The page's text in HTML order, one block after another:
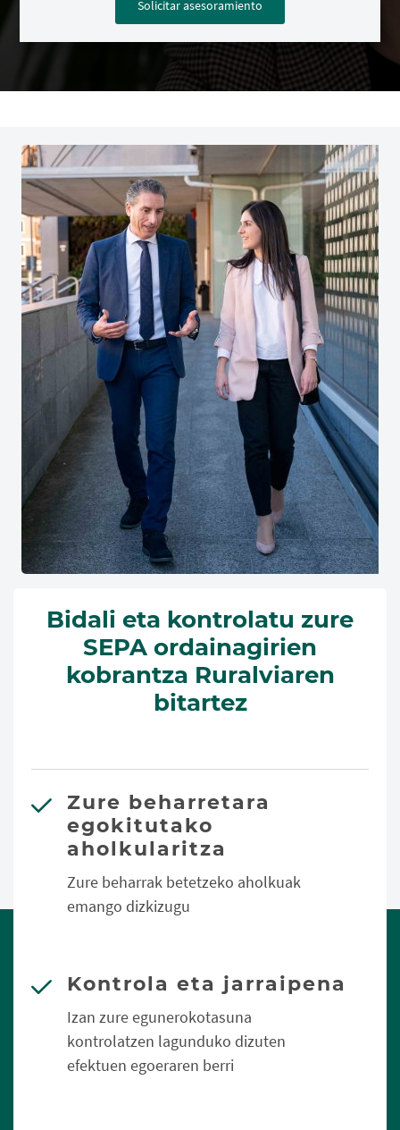
Solicitar asesoramiento
Bidali eta kontrolatu zure
SEPA ordainagirien
kobrantza Ruralviaren
bitartez
Zure beharretara
egokitutako
aholkularitza
Zure beharrak betetzeko aholkuak
emango dizkizugu
Kontrola eta jarraipena
Izan zure egunerokotasuna
kontrolatzen lagunduko dizuten
efektuen egoeraren berri